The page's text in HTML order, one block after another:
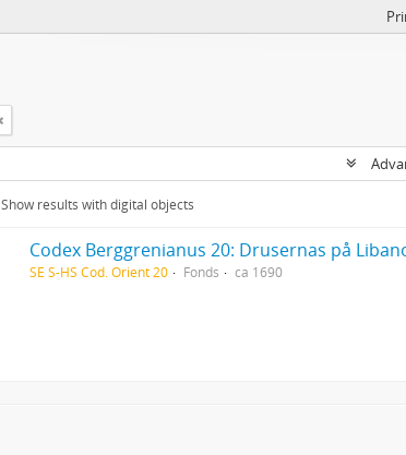
Show results with digital objects
Codex Berggrenianus 20: Drusernas på
SE S-HS Cod. Orient 20 Fonds ca 1690